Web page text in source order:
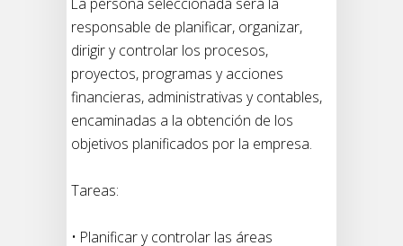
responsable de planificar, organizar,
dirigir y controlar los procesos,
proyectos, programas y acciones
financieras, administrativas y contables,
encaminadas a la obtención de los
objetivos planificados por la empresa.
Tareas:
• Planificar y controlar las áreas